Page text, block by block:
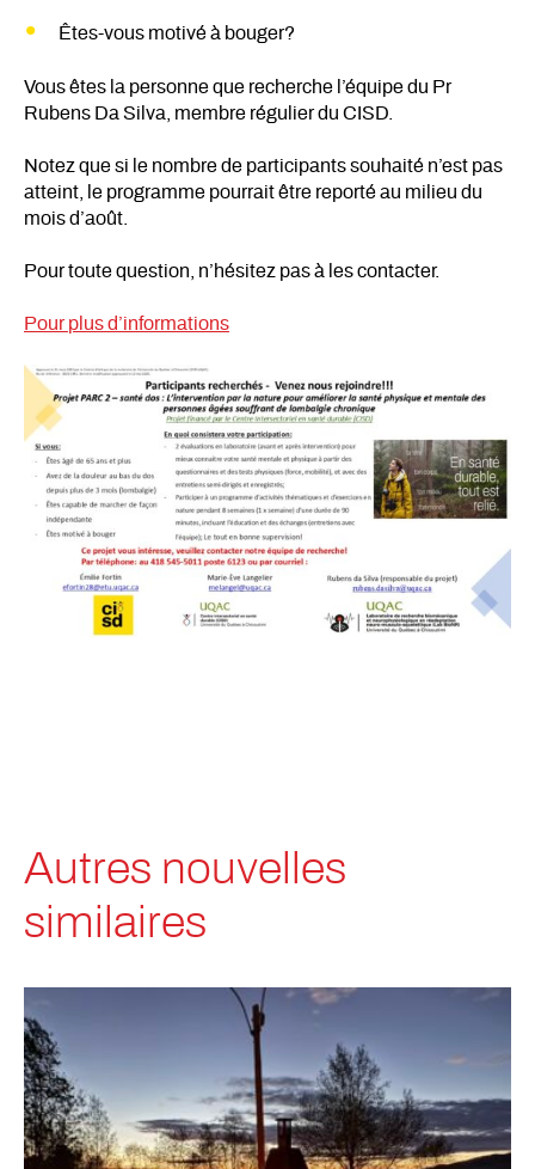
Êtes-vous motivé à bouger?
Vous êtes la personne que recherche l’équipe du Pr
Rubens Da Silva, membre régulier du CISD.
Notez que si le nombre de participants souhaité n’est pas
atteint, le programme pourrait être reporté au milieu du
mois d’août.
Pour toute question, n’hésitez pas à les contacter.
Pour plus d’informations
Autres nouvelles
similaires